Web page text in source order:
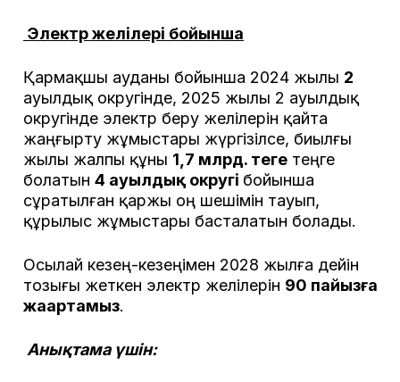
Электр желілері бойынша
Қармақшы ауданы бойынша 2024 жылы 2
ауылдық округінде, 2025 жылы 2 ауылдық
округінде электр беру желілерін қайта
жаңғырту жұмыстары жүргізілсе, биылғы
жылы жалпы құны 1,7 млрд. теңге теңге
болатын 4 ауылдық округі бойынша
сұратылған қаржы оң шешімін тауып,
құрылыс жұмыстары басталатын болады.
Осылай кезең-кезеңімен 2028 жылға дейін
тозығы жеткен электр желілерін 90 пайызға
жаңартамыз.
Анықтама үшін: